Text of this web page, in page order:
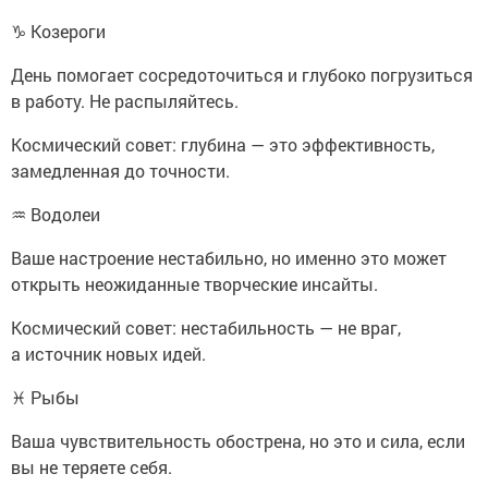
♑ Козероги
День помогает сосредоточиться и глубоко погрузиться
в работу. Не распыляйтесь.
Космический совет: глубина — это эффективность,
замедленная до точности.
♒ Водолеи
Ваше настроение нестабильно, но именно это может
открыть неожиданные творческие инсайты.
Космический совет: нестабильность — не враг,
а источник новых идей.
♓ Рыбы
Ваша чувствительность обострена, но это и сила, если
вы не теряете себя.